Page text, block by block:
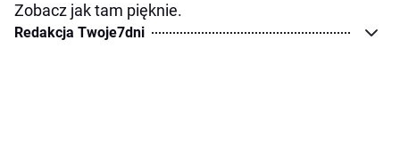
Zobacz jak tam pięknie.
Redakcja Twoje7dni